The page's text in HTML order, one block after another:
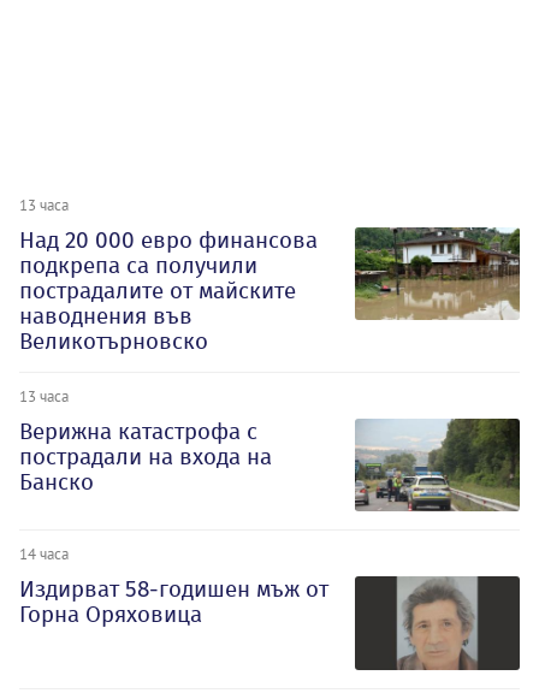
13 часа
Над 20 000 евро финансова
подкрепа са получили
пострадалите от майските
наводнения във
Великотърновско
13 часа
Верижна катастрофа с
пострадали на входа на
Банско
14 часа
Издирват 58-годишен мъж от
Горна Оряховица